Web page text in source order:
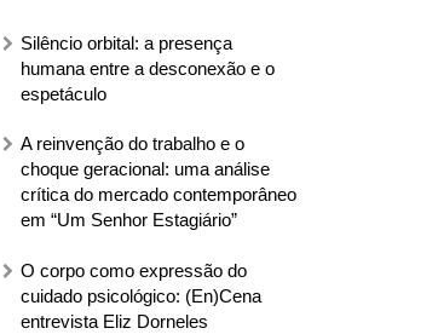
Silêncio orbital: a presença
humana entre a desconexão e o
espetáculo
A reinvenção do trabalho e o
choque geracional: uma análise
crítica do mercado contemporâneo
em “Um Senhor Estagiário”
O corpo como expressão do
cuidado psicológico: (En)Cena
entrevista Eliz Dorneles